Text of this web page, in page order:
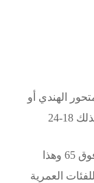
الهندي أو
وهذا يعني 5 أضعاف أكثر من الفئة العمرية فوق 65 وهذا
العمرية